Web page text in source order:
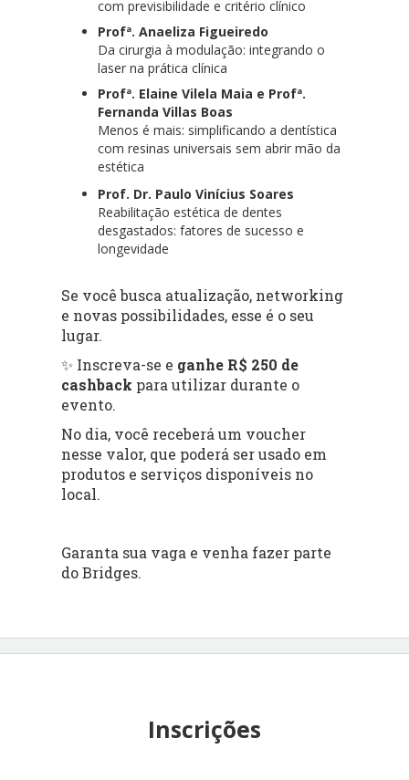
com previsibilidade e critério clínico
Profª. Anaeliza Figueiredo
Da cirurgia à modulação: integrando o
laser na prática clínica
Profª. Elaine Vilela Maia e Profª.
Fernanda Villas Boas
Menos é mais: simplificando a dentística
com resinas universais sem abrir mão da
estética
Prof. Dr. Paulo Vinícius Soares
Reabilitação estética de dentes
desgastados: fatores de sucesso e
longevidade
Se você busca atualização, networking
e novas possibilidades, esse é o seu
lugar.
✨ Inscreva-se e ganhe R$ 250 de
cashback para utilizar durante o
evento.
No dia, você receberá um voucher
nesse valor, que poderá ser usado em
produtos e serviços disponíveis no
local.
Garanta sua vaga e venha fazer parte
do Bridges.
Inscrições